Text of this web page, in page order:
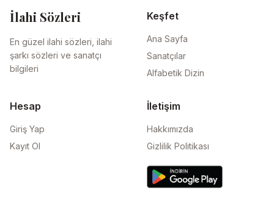
İlahi Sözleri
En güzel ilahi sözleri, ilahi
şarkı sözleri ve sanatçı
bilgileri
Keşfet
Ana Sayfa
Sanatçılar
Alfabetik Dizin
Hesap
Giriş Yap
Kayıt Ol
İletişim
Hakkımızda
Gizlilik Politikası